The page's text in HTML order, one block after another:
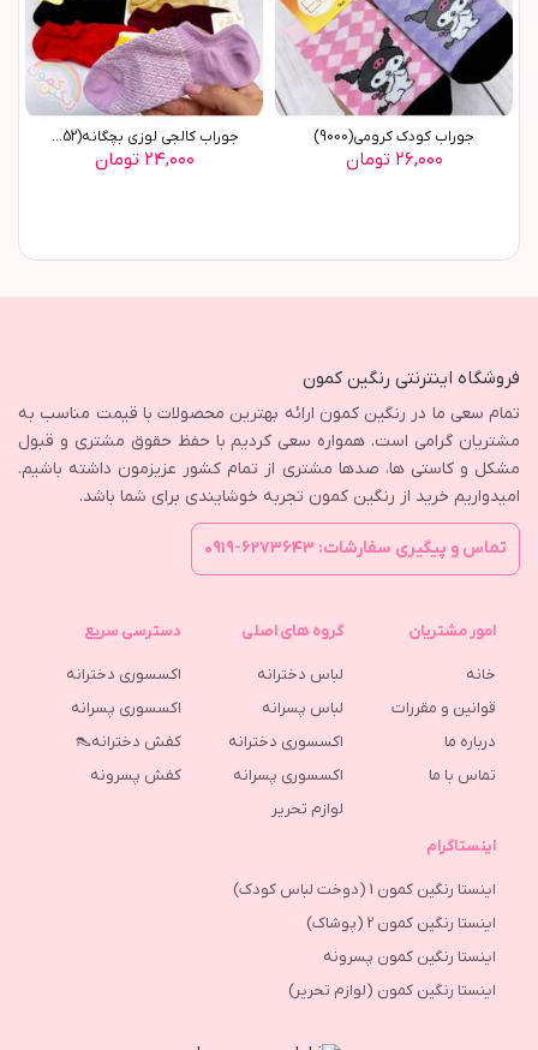
جوراب کودک کرومی(9000)
۲۶,۰۰۰ تومان
جوراب کالجی لوزی بچگانه(8852)
۲۴,۰۰۰ تومان
فروشگاه اینترنتی رنگین کمون
تمام سعی ما در رنگین کمون ارائه بهترین محصولات با قیمت مناسب به
مشتریان گرامی است. همواره سعی کردیم با حفظ حقوق مشتری و قبول
مشکل و کاستی ها، صدها مشتری از تمام کشور عزیزمون داشته باشیم.
امیدواریم خرید از رنگین کمون تجربه خوشایندی برای شما باشد.
تماس و پیگیری سفارشات: ۶۲۷۳۶۴۳-۰۹۱۹
امور مشتریان
خانه
قوانین و مقررات
درباره ما
تماس با ما
گروه های اصلی
لباس دخترانه
لباس پسرانه
اکسسوری دخترانه
اکسسوری پسرانه
لوازم تحریر
دسترسی سریع
اکسسوری دخترانه
اکسسوری پسرانه
کفش دخترانه👠
كفش پسرونه
اینستاگرام
اینستا رنگین کمون 1 (دوخت لباس کودک)
اینستا رنگین کمون 2 (پوشاک)
اینستا رنگین کمون پسرونه
اینستا رنگین کمون (لوازم تحریر)